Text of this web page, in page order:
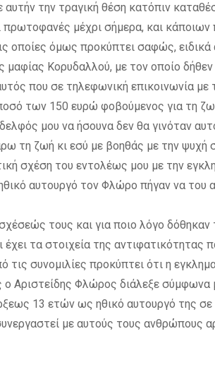
αυτήν την τραγική θέση κατόπιν
μέχρι σήμερα, και
όμως προκύπτει σαφώς, ειδικά
Κορυδαλλού, με τον οποίο δήθεν
που σε τηλεφωνική επικοινωνία
των 150 ευρώ φοβούμενος για τη
μου να ήσουνα δεν θα γινόταν
τη ζωή κι εσύ με βοηθάς με την
σχέση του εντολέως μου με την
αυτουργό τον Φλώρο πήγαν να του
τους και για ποιο λόγο
τα στοιχεία της αντιφατικότητας
συνομιλίες προκύπτει ότι η
Αριστείδης Φλώρος διάλεξε σύμφωνα
13 ετών ως ηθικό αυτουργό της
με αυτούς τους ανθρώπους